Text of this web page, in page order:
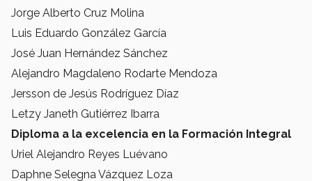
Jorge Alberto Cruz Molina
Luis Eduardo González García
José Juan Hernández Sánchez
Alejandro Magdaleno Rodarte Mendoza
Jersson de Jesús Rodríguez Díaz
Letzy Janeth Gutiérrez Ibarra
Diploma a la excelencia en la Formación Integral
Uriel Alejandro Reyes Luévano
Daphne Selegna Vázquez Loza